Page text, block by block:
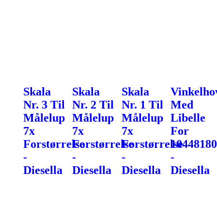
Skala
Nr. 3 Til
Målelup
7x
Forstørrelse
-
Diesella
Skala
Nr. 2 Til
Målelup
7x
Forstørrelse
-
Diesella
Skala
Nr. 1 Til
Målelup
7x
Forstørrelse
-
Diesella
Med
Libelle
For
10448180
-
Diesella